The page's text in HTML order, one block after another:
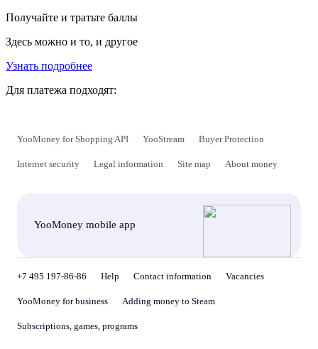
Получайте и тратьте баллы
Здесь можно и то, и другое
Узнать подробнее
Для платежа подходят:
YooMoney for Shopping API YooStream Buyer Protection
Internet security Legal information Site map About money
YooMoney mobile app
+7 495 197-86-86 Help Contact information Vacancies
YooMoney for business Adding money to Steam
Subscriptions, games, programs